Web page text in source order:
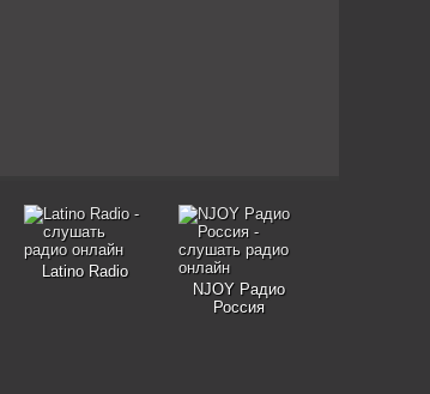
Latino Radio
NJOY Радио
Россия